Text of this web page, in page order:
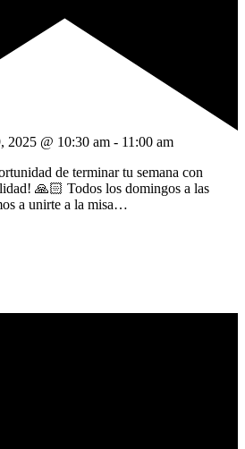
2025 @ 10:30 am - 11:00 am
de terminar tu semana con
🙏🏻 Todos los domingos a las
a unirte a la misa…